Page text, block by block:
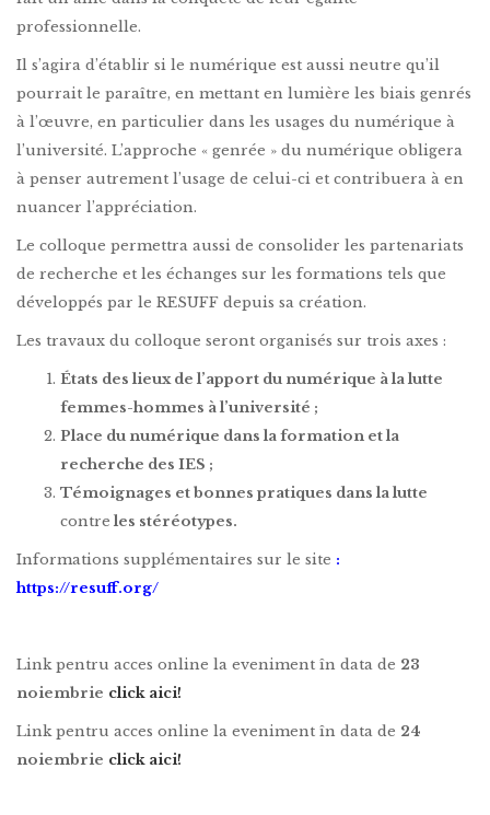
professionnelle.
Il s’agira d’établir si le numérique est aussi neutre qu’il
pourrait le paraître, en mettant en lumière les biais genrés
à l’œuvre, en particulier dans les usages du numérique à
l’université. L’approche « genrée » du numérique obligera
à penser autrement l’usage de celui-ci et contribuera à en
nuancer l’appréciation.
Le colloque permettra aussi de consolider les partenariats
de recherche et les échanges sur les formations tels que
développés par le RESUFF depuis sa création.
Les travaux du colloque seront organisés sur trois axes :
États des lieux de l’apport du numérique à la lutte
femmes-hommes à l’université ;
Place du numérique dans la formation et la
recherche des IES ;
Témoignages et bonnes pratiques dans la lutte
contre les stéréotypes.
Informations supplémentaires sur le site :
https://resuff.org/
Link pentru acces online la eveniment în data de 23
noiembrie click aici!
Link pentru acces online la eveniment în data de 24
noiembrie click aici!